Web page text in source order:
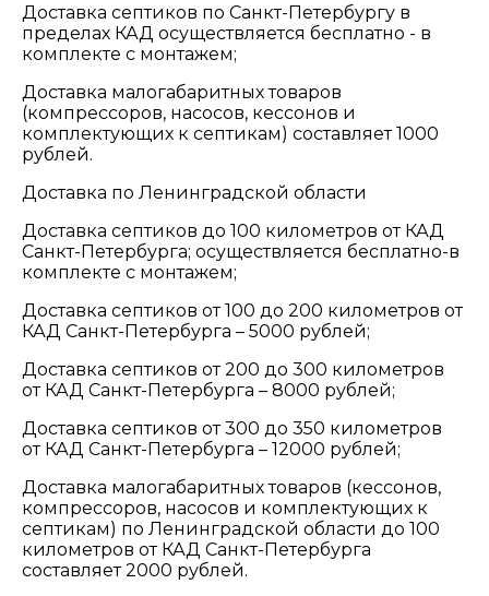
Доставка септиков по Санкт-Петербургу в
пределах КАД осуществляется бесплатно - в
комплекте с монтажем;
Доставка малогабаритных товаров
(компрессоров, насосов, кессонов и
комплектующих к септикам) составляет 1000
рублей.
Доставка по Ленинградской области
Доставка септиков до 100 километров от КАД
Санкт-Петербурга; осуществляется бесплатно-в
комплекте с монтажем;
Доставка септиков от 100 до 200 километров от
КАД Санкт-Петербурга – 5000 рублей;
Доставка септиков от 200 до 300 километров
от КАД Санкт-Петербурга – 8000 рублей;
Доставка септиков от 300 до 350 километров
от КАД Санкт-Петербурга – 12000 рублей;
Доставка малогабаритных товаров (кессонов,
компрессоров, насосов и комплектующих к
септикам) по Ленинградской области до 100
километров от КАД Санкт-Петербурга
составляет 2000 рублей.